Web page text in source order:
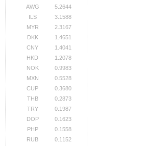
AWG
5.2644
ILS
3.1588
MYR
2.3167
DKK
1.4651
CNY
1.4041
HKD
1.2078
NOK
0.9983
MXN
0.5528
CUP
0.3680
THB
0.2873
TRY
0.1987
DOP
0.1623
PHP
0.1558
RUB
0.1152